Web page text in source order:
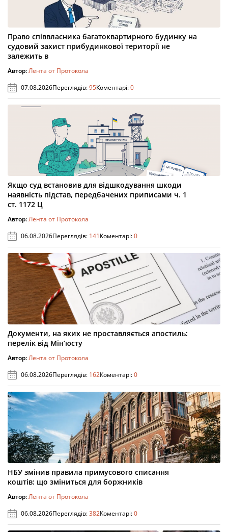
Право співвласника багатоквартирного будинку на
судовий захист прибудинкової території не
залежить в
Автор:Лента от Протокола
07.08.2026Переглядів:95Коментарі:0
Якщо суд встановив для відшкодування шкоди
наявність підстав, передбачених приписами ч. 1
ст. 1172 Ц
Автор:Лента от Протокола
06.08.2026Переглядів: 141Коментарі:0
Документи, на яких не проставляється апостиль:
перелік від Мін’юсту
Автор:Лента от Протокола
06.08.2026Переглядів: 162Коментарі:0
НБУ змінив правила примусового списання
коштів: що зміниться для боржників
Автор:Лента от Протокола
06.08.2026Переглядів:382Коментарі:0